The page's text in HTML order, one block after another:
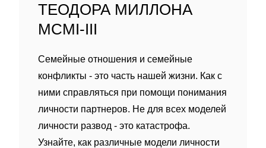
ТЕОДОРА МИЛЛОНА
MCMI-III
Семейные отношения и семейные
конфликты - это часть нашей жизни. Как с
ними справляться при помощи понимания
личности партнеров. Не для всех моделей
личности развод - это катастрофа.
Узнайте, как различные модели личности